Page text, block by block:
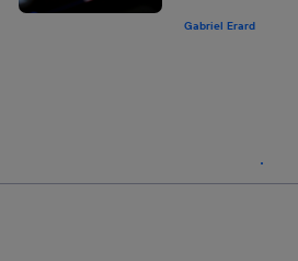
Gabriel Erard